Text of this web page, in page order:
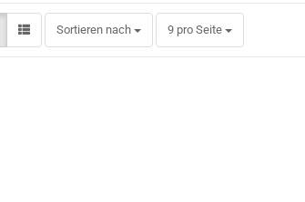
Sortieren nach
Sortieren nach 9 pro Seite
pro Seite